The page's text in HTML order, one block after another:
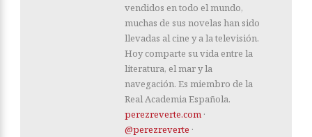
vendidos en todo el mundo,
muchas de sus novelas han sido
llevadas al cine y a la televisión.
Hoy comparte su vida entre la
literatura, el mar y la
navegación. Es miembro de la
Real Academia Española.
perezreverte.com ·
@perezreverte ·